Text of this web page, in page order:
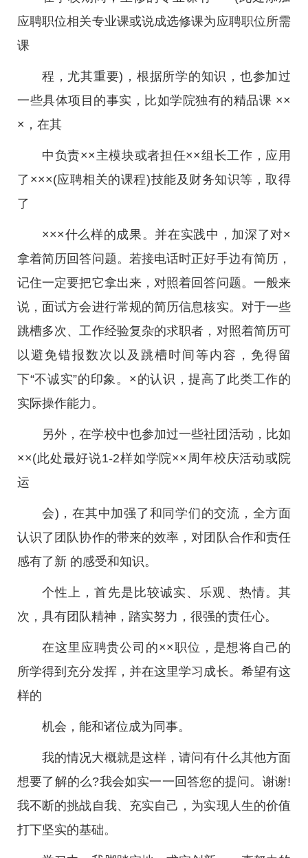
应聘职位相关专业课或说成选修课为应聘职位所需
课
程，尤其重要)，根据所学的知识，也参加过
一些具体项目的事实，比如学院独有的精品课 ××
×，在其
中负责××主模块或者担任××组长工作，应用
了×××(应聘相关的课程)技能及财务知识等，取得
了
×××什么样的成果。并在实践中，加深了对×
拿着简历回答问题。若接电话时正好手边有简历，
记住一定要把它拿出来，对照着回答问题。一般来
说，面试方会进行常规的简历信息核实。对于一些
跳槽多次、工作经验复杂的求职者，对照着简历可
以避免错报数次以及跳槽时间等内容，免得留
下“不诚实”的印象。×的认识，提高了此类工作的
实际操作能力。
另外，在学校中也参加过一些社团活动，比如
××(此处最好说1-2样如学院××周年校庆活动或院
运
会)，在其中加强了和同学们的交流，全方面
认识了团队协作的带来的效率，对团队合作和责任
感有了新 的感受和知识。
个性上，首先是比较诚实、乐观、热情。其
次，具有团队精神，踏实努力，很强的责任心。
在这里应聘贵公司的××职位，是想将自己的
所学得到充分发挥，并在这里学习成长。希望有这
样的
机会，能和诸位成为同事。
我的情况大概就是这样，请问有什么其他方面
想要了解的么?我会如实一一回答您的提问。谢谢!
我不断的挑战自我、充实自己，为实现人生的价值
打下坚实的基础。